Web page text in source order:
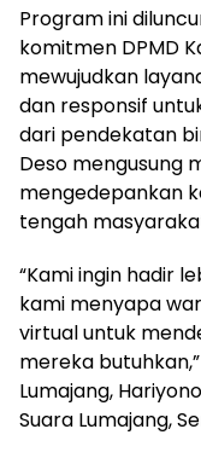
Program ini
komitmen DPMD
mewujudkan
dan responsif
dari pendekatan
Deso mengusung
mengedepankan
tengah
“Kami ingin hadir
kami menyapa
virtual untuk
mereka
Lumajang,
Suara Lumajang,